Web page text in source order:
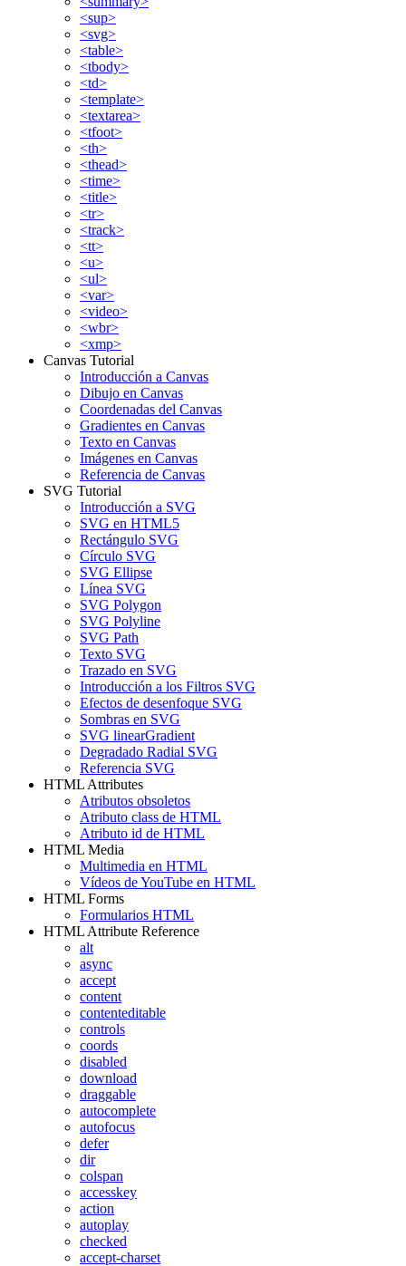
<sup>
<svg>
<table>
<tbody>
<td>
<template>
<textarea>
<tfoot>
<th>
<thead>
<time>
<title>
<tr>
<track>
<tt>
<u>
<ul>
<var>
<video>
<wbr>
<xmp>
Canvas Tutorial
Introducción a Canvas
Dibujo en Canvas
Coordenadas del Canvas
Gradientes en Canvas
Texto en Canvas
Imágenes en Canvas
Referencia de Canvas
SVG Tutorial
Introducción a SVG
SVG en HTML5
Rectángulo SVG
Círculo SVG
SVG Ellipse
Línea SVG
SVG Polygon
SVG Polyline
SVG Path
Texto SVG
Trazado en SVG
Introducción a los Filtros SVG
Efectos de desenfoque SVG
Sombras en SVG
SVG linearGradient
Degradado Radial SVG
Referencia SVG
HTML Attributes
Atributos obsoletos
Atributo class de HTML
Atributo id de HTML
HTML Media
Multimedia en HTML
Vídeos de YouTube en HTML
HTML Forms
Formularios HTML
HTML Attribute Reference
alt
async
accept
content
contenteditable
controls
coords
disabled
download
draggable
autocomplete
autofocus
defer
dir
colspan
accesskey
action
autoplay
checked
accept-charset